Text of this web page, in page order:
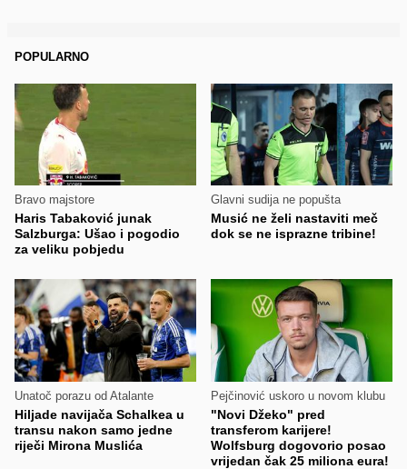
POPULARNO
Bravo majstore
Haris Tabaković junak
Salzburga: Ušao i pogodio
za veliku pobjedu
Glavni sudija ne popušta
Musić ne želi nastaviti meč
dok se ne isprazne tribine!
Unatoč porazu od Atalante
Hiljade navijača Schalkea u
transu nakon samo jedne
riječi Mirona Muslića
Pejčinović uskoro u novom klubu
"Novi Džeko" pred
transferom karijere!
Wolfsburg dogovorio posao
vrijedan čak 25 miliona eura!